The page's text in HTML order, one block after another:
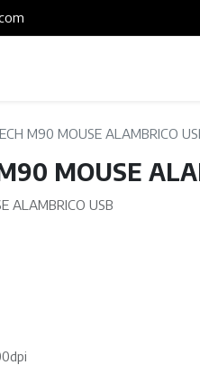
M90 MOUSE ALAMBRICO
MOUSE
ALAMBRICO USB